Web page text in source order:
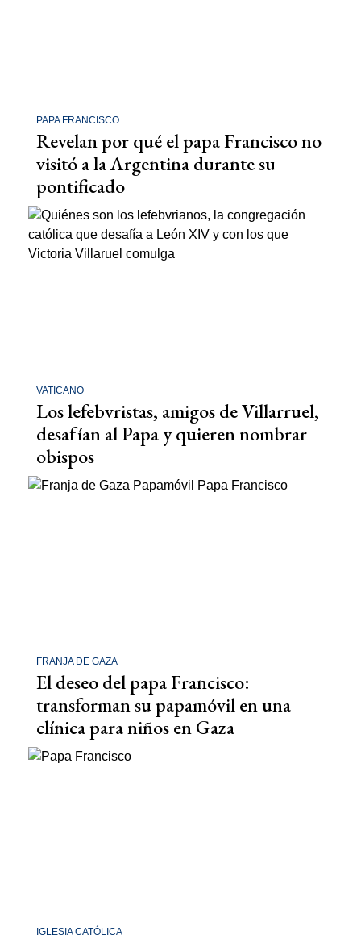
PAPA FRANCISCO
Revelan por qué el papa Francisco no
visitó a la Argentina durante su
pontificado
VATICANO
Los lefebvristas, amigos de Villarruel,
desafían al Papa y quieren nombrar
obispos
FRANJA DE GAZA
El deseo del papa Francisco:
transforman su papamóvil en una
clínica para niños en Gaza
IGLESIA CATÓLICA